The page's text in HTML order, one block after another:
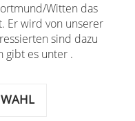
Witten das
Er wird von unserer
sind dazu
gibt es unter .